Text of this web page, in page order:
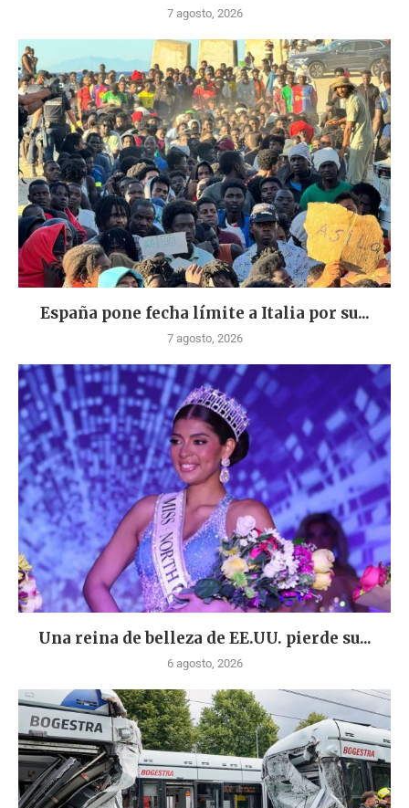
7 agosto, 2026
España pone fecha límite a Italia por su...
7 agosto, 2026
Una reina de belleza de EE.UU. pierde su...
6 agosto, 2026